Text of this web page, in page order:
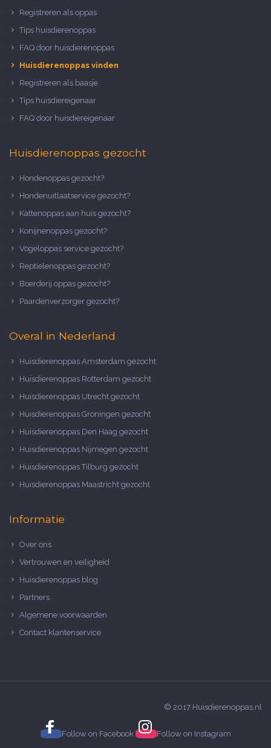
Registreren als oppas
Tips huisdierenoppas
FAQ door huisdierenoppas
Huisdierenoppas vinden
Registreren als baasje
Tips huisdiereigenaar
FAQ door huisdiereigenaar
Huisdierenoppas gezocht
Hondenoppas gezocht?
Hondenuitlaatservice gezocht?
Kattenoppas aan huis gezocht?
Konijnenoppas gezocht?
Vogeloppas service gezocht?
Reptielenoppas gezocht?
Boerderij oppas gezocht?
Paardenverzorger gezocht?
Overal in Nederland
Huisdierenoppas Amsterdam gezocht
Huisdierenoppas Rotterdam gezocht
Huisdierenoppas Utrecht gezocht
Huisdierenoppas Groningen gezocht
Huisdierenoppas Den Haag gezocht
Huisdierenoppas Nijmegen gezocht
Huisdierenoppas Tilburg gezocht
Huisdierenoppas Maastricht gezocht
Informatie
Over ons
Vertrouwen en veiligheid
Huisdierenoppas blog
Partners
Algemene voorwaarden
Contact klantenservice
© 2017 Huisdierenoppas.nl
Follow on Facebook Follow on Instagram